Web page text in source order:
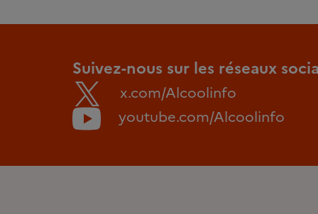
Suivez-nous sur les réseaux
x.com/Alcoolinfo
youtube.com/Alcoolinfo